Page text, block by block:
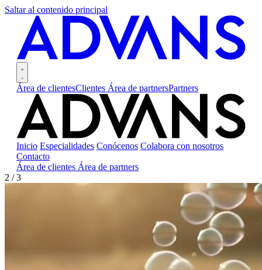
Saltar al contenido principal
Área de clientesClientes Área de partnersPartners
Inicio Especialidades Conócenos Colabora con nosotros
Contacto
Área de clientes Área de partners
3 / 3